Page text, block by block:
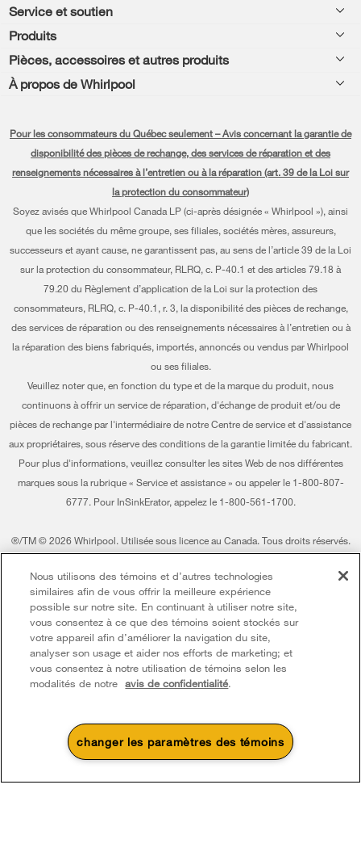
Footer
Service et soutien
Aide relative aux produits
Planifier une installation
Planifier une réparation
Renseignements relatifs à la garantie
Programmes de service prolongé
Mes électroménagers
Suivre ma commande
Services de livraison et d'installation
Services d'abonnement
Résidents du Québec
Produits
Laveuses et sécheuses
Cuisine
Appareils de cuisson
Lave-vaisselle et nettoyage
Trouver un marchand
Pièces, accessoires et autres produits
Accessoires
Programme d’abonnement aux filtres à eau
À propos de Whirlpool
Communiquez avec nous
À propos de nous
Carrières
Certification Éco et homologation ENERGY STAR® Whirlpool
Informations relatives aux rappels
Entreprise Whirlpool
Whirlpool au Canada
Pour les consommateurs du Québec seulement – Avis concernant la garantie de
disponibilité des pièces de rechange, des services de réparation et des
renseignements nécessaires à l’entretien ou à la réparation (art. 39 de la Loi sur
la protection du consommateur)
Soyez avisés que Whirlpool Canada LP (ci-après désignée « Whirlpool »), ainsi
que les sociétés du même groupe, ses filiales, sociétés mères, assureurs,
successeurs et ayant cause, ne garantissent pas, au sens de l’article 39 de la Loi
sur la protection du consommateur, RLRQ, c. P-40.1 et des articles 79.18 à
79.20 du Règlement d’application de la Loi sur la protection des
consommateurs, RLRQ, c. P-40.1, r. 3, la disponibilité des pièces de rechange,
des services de réparation ou des renseignements nécessaires à l’entretien ou à
la réparation des biens fabriqués, importés, annoncés ou vendus par Whirlpool
ou ses filiales.
Veuillez noter que, en fonction du type et de la marque du produit, nous
continuons à offrir un service de réparation, d'échange de produit et/ou de
pièces de rechange par l'intermédiaire de notre Centre de service et d'assistance
aux propriétaires, sous réserve des conditions de la garantie limitée du fabricant.
Pour plus d'informations, veuillez consulter les sites Web de nos différentes
marques sous la rubrique « Service et assistance » ou appeler le 1-800-807-
6777. Pour InSinkErator, appelez le 1-800-561-1700.
®/TM © 2026 Whirlpool. Utilisée sous licence au Canada. Tous droits réservés.
respect.
Ce marchand en ligne est situé au 200-6750, avenue Century, Mississauga
(Ontario) L5N 0B7
Modalités Avis de confidentialité Plan du site
Communiquez avec nous
Nous utilisons des témoins et d’autres technologies
similaires afin de vous offrir la meilleure expérience
possible sur notre site. En continuant à utiliser notre site,
vous consentez à ce que des témoins soient stockés sur
votre appareil afin d’améliorer la navigation du site,
analyser son usage et aider nos efforts de marketing; et
vous consentez à notre utilisation de témoins selon les
modalités de notre avis de confidentialité.
changer les paramètres des témoins